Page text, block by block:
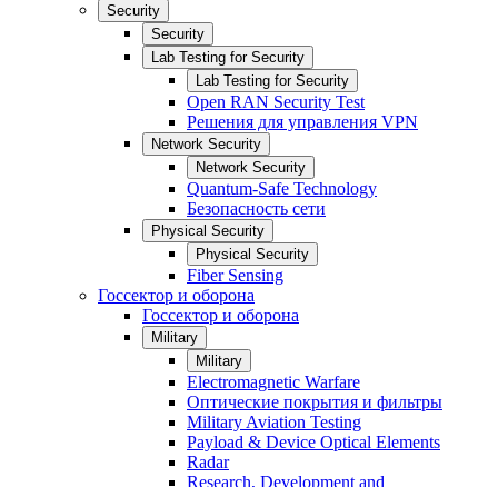
Security
Security
Lab Testing for Security
Lab Testing for Security
Open RAN Security Test
Решения для управления VPN
Network Security
Network Security
Quantum-Safe Technology
Безопасность сети
Physical Security
Physical Security
Fiber Sensing
Госсектор и оборона
Госсектор и оборона
Military
Military
Electromagnetic Warfare
Оптические покрытия и фильтры
Military Aviation Testing
Payload & Device Optical Elements
Radar
Research, Development and